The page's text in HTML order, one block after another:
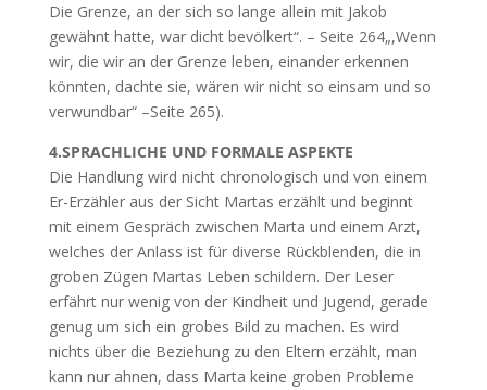
Die Grenze, an der sich so lange allein mit Jakob
gewähnt hatte, war dicht bevölkert“. – Seite 264„,Wenn
wir, die wir an der Grenze leben, einander erkennen
könnten, dachte sie, wären wir nicht so einsam und so
verwundbar“ –Seite 265).
4.SPRACHLICHE UND FORMALE ASPEKTE
Die Handlung wird nicht chronologisch und von einem
Er-Erzähler aus der Sicht Martas erzählt und beginnt
mit einem Gespräch zwischen Marta und einem Arzt,
welches der Anlass ist für diverse Rückblenden, die in
groben Zügen Martas Leben schildern. Der Leser
erfährt nur wenig von der Kindheit und Jugend, gerade
genug um sich ein grobes Bild zu machen. Es wird
nichts über die Beziehung zu den Eltern erzählt, man
kann nur ahnen, dass Marta keine groben Probleme